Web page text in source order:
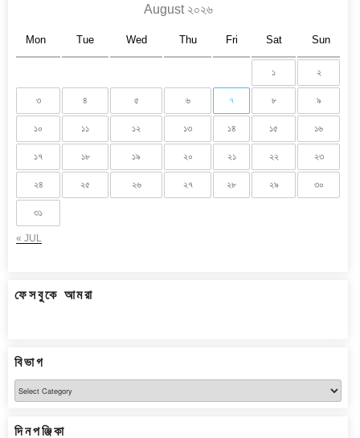
August ২০২৬
Mon Tue Wed Thu Fri Sat Sun
« JUL
১ ২
৩ ৪ ৫ ৬ ৭ ৮ ৯
১০ ১১ ১২ ১৩ ১৪ ১৫ ১৬
১৭ ১৮ ১৯ ২০ ২১ ২২ ২৩
২৪ ২৫ ২৬ ২৭ ২৮ ২৯ ৩০
৩১
ফেসবুকে আমরা
বিভাগ
বিভাগ
দিনপঞ্জিকা